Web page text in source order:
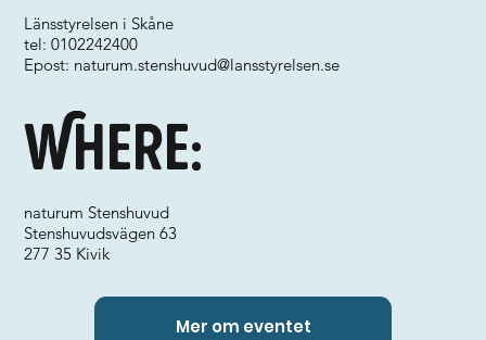
Where:
Länsstyrelsen i Skåne
tel: 0102242400
Epost: naturum.stenshuvud@lansstyrelsen.se
naturum Stenshuvud
Stenshuvudsvägen 63
277 35 Kivik
Mer om eventet